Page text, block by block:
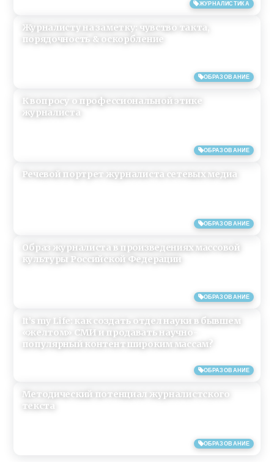
ЖУРНАЛИСТИКА
ОБРАЗОВАНИЕ
Журналисту на заметку: чувство такта,
порядочность & оскорбление
ОБРАЗОВАНИЕ
К вопросу о профессиональной этике
журналиста
ОБРАЗОВАНИЕ
Речевой портрет журналиста сетевых медиа
ОБРАЗОВАНИЕ
Образ журналиста в произведениях массовой
культуры Российской Федерации
ОБРАЗОВАНИЕ
It’s my Life: как создать отдел науки в бывшем
«желтом» СМИ и продавать научно-
популярный контент широким массам?
ОБРАЗОВАНИЕ
Методический потенциал журналистского
текста